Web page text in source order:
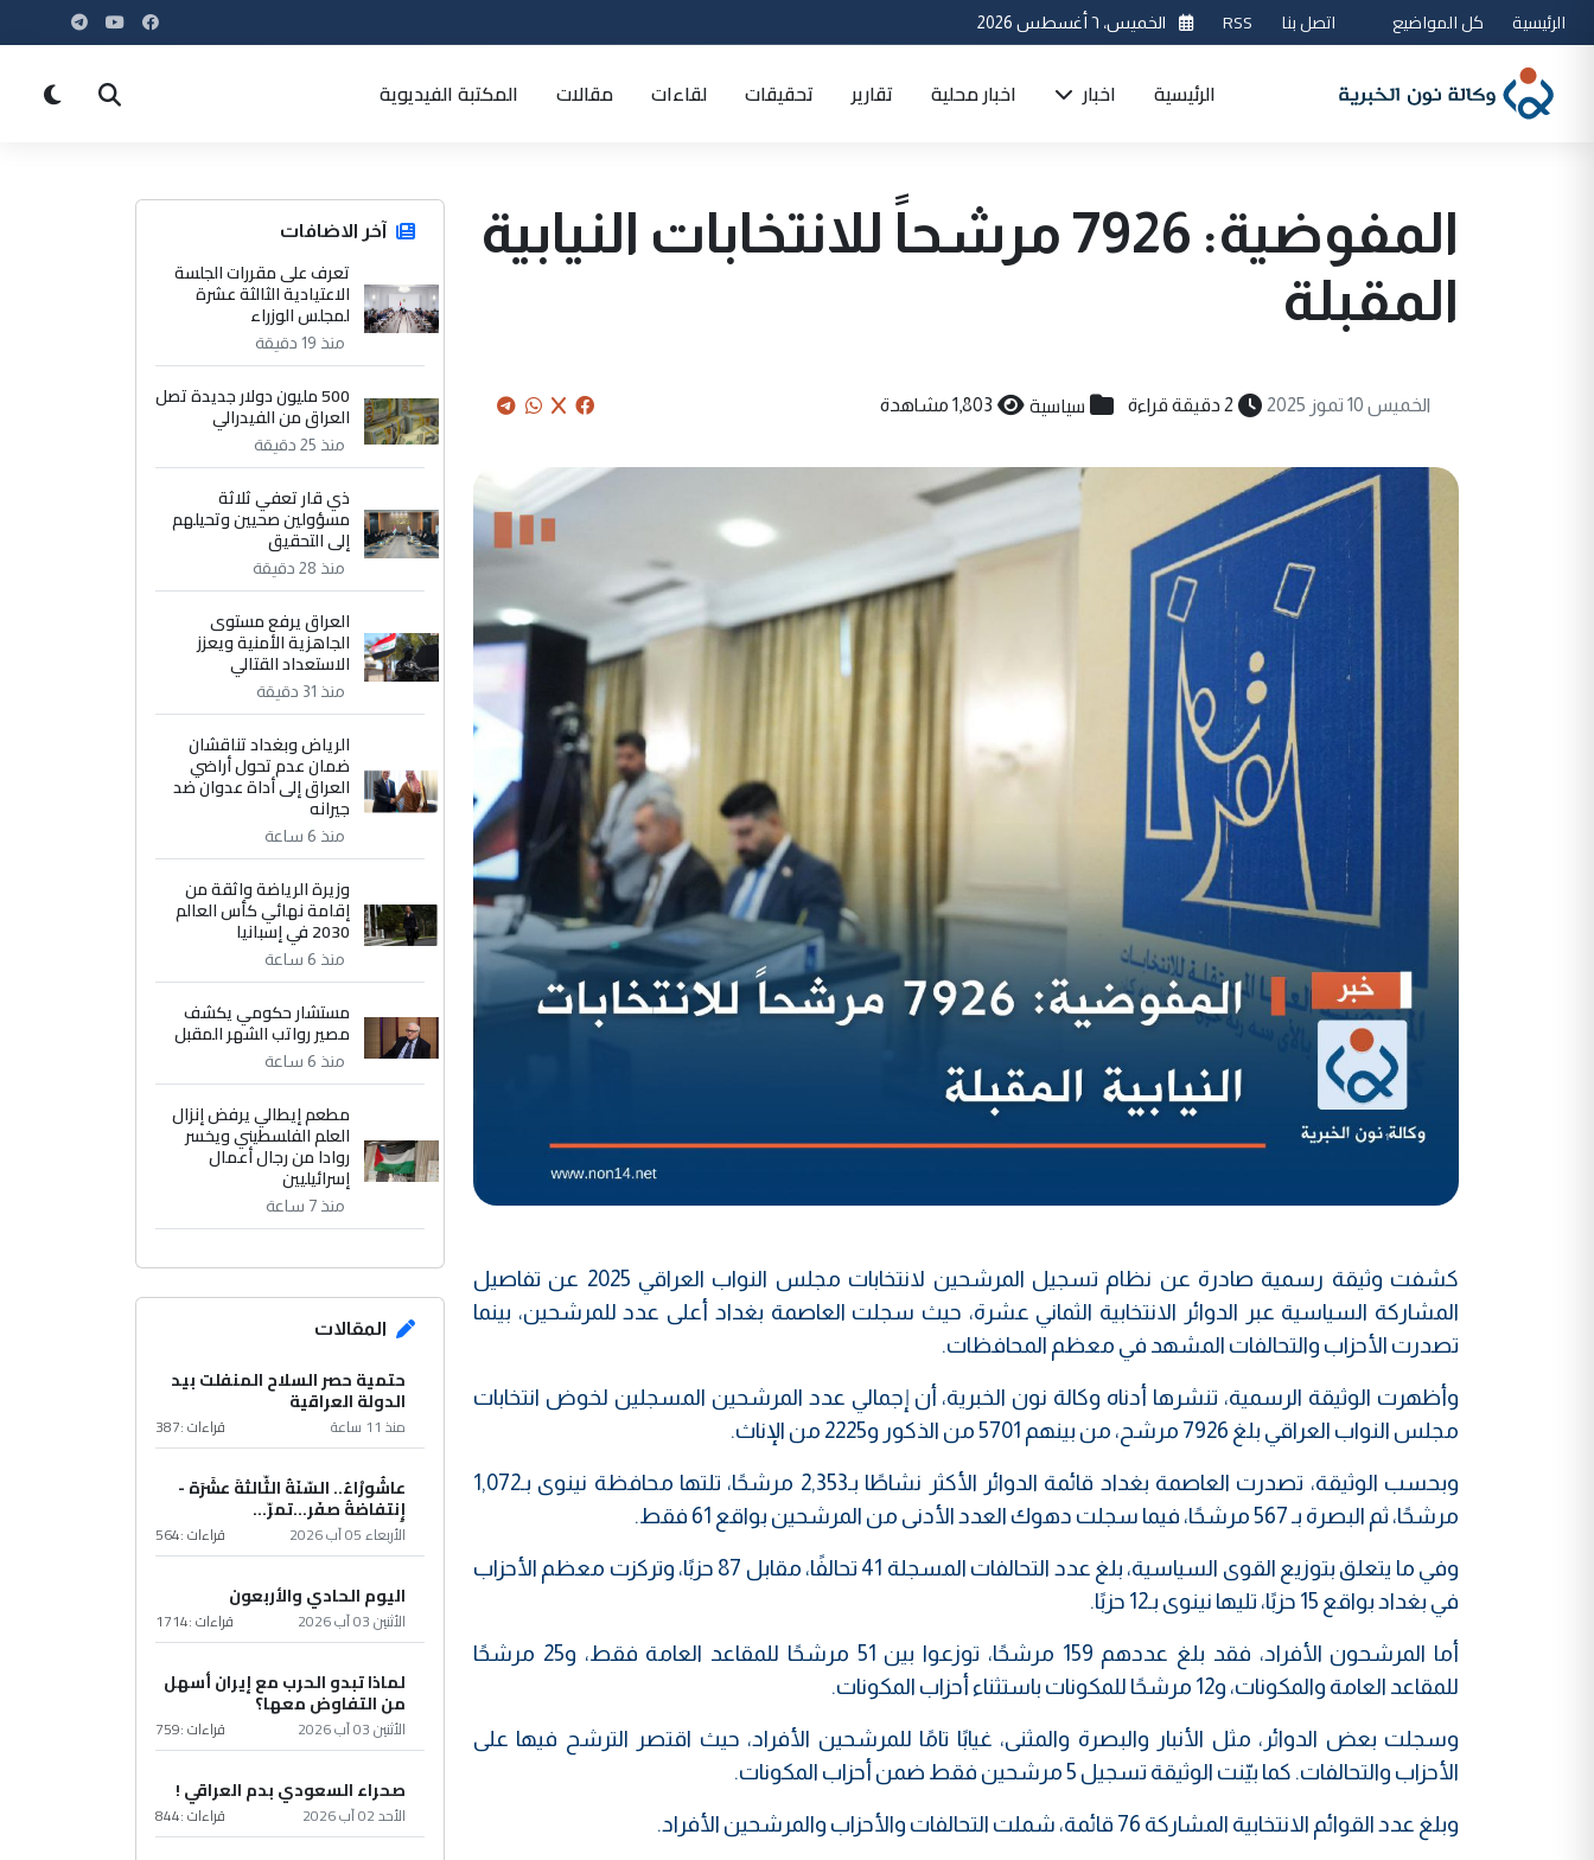
الرئيسية كل المواضيع اتصل بنا RSS الخميس، ٦ أغسطس 2026
الرئيسية اخبار اخبار محلية تقارير تحقيقات لقاءات مقالات المكتبة الفيديوية
المفوضية: 7926 مرشحاً للانتخابات النيابية
المقبلة
الخميس 10 تموز 2025 2 دقيقة قراءة سياسية 1,803 مشاهدة
كشفت وثيقة رسمية صادرة عن نظام تسجيل المرشحين لانتخابات مجلس النواب العراقي 2025 عن تفاصيل
المشاركة السياسية عبر الدوائر الانتخابية الثماني عشرة، حيث سجلت العاصمة بغداد أعلى عدد للمرشحين، بينما
تصدرت الأحزاب والتحالفات المشهد في معظم المحافظات.
وأظهرت الوثيقة الرسمية، تنشرها أدناه وكالة نون الخبرية، أن إجمالي عدد المرشحين المسجلين لخوض انتخابات
مجلس النواب العراقي بلغ 7926 مرشح، من بينهم 5701 من الذكور و2225 من الإناث.
وبحسب الوثيقة، تصدرت العاصمة بغداد قائمة الدوائر الأكثر نشاطًا بـ2,353 مرشحًا، تلتها محافظة نينوى بـ1,072
مرشحًا، ثم البصرة بـ 567 مرشحًا، فيما سجلت دهوك العدد الأدنى من المرشحين بواقع 61 فقط.
وفي ما يتعلق بتوزيع القوى السياسية، بلغ عدد التحالفات المسجلة 41 تحالفًا، مقابل 87 حزبًا، وتركزت معظم الأحزاب
في بغداد بواقع 15 حزبًا، تليها نينوى بـ12 حزبًا.
أما المرشحون الأفراد، فقد بلغ عددهم 159 مرشحًا، توزعوا بين 51 مرشحًا للمقاعد العامة فقط، و25 مرشحًا
للمقاعد العامة والمكونات، و12 مرشحًا للمكونات باستثناء أحزاب المكونات.
وسجلت بعض الدوائر، مثل الأنبار والبصرة والمثنى، غيابًا تامًا للمرشحين الأفراد، حيث اقتصر الترشح فيها على
الأحزاب والتحالفات. كما بيّنت الوثيقة تسجيل 5 مرشحين فقط ضمن أحزاب المكونات.
وبلغ عدد القوائم الانتخابية المشاركة 76 قائمة، شملت التحالفات والأحزاب والمرشحين الأفراد.
آخر الاضافات
تعرف على مقررات الجلسة
الاعتيادية الثالثة عشرة
لمجلس الوزراء
منذ 19 دقيقة
500 مليون دولار جديدة تصل
العراق من الفيدرالي
منذ 25 دقيقة
ذي قار تعفي ثلاثة
مسؤولين صحيين وتحيلهم
إلى التحقيق
منذ 28 دقيقة
العراق يرفع مستوى
الجاهزية الأمنية ويعزز
الاستعداد القتالي
منذ 31 دقيقة
الرياض وبغداد تناقشان
ضمان عدم تحول أراضي
العراق إلى أداة عدوان ضد
جيرانه
منذ 6 ساعة
وزيرة الرياضة واثقة من
إقامة نهائي كأس العالم
2030 في إسبانيا
منذ 6 ساعة
مستشار حكومي يكشف
مصير رواتب الشهر المقبل
منذ 6 ساعة
مطعم إيطالي يرفض إنزال
العلم الفلسطيني ويخسر
روادا من رجال أعمال
إسرائيليين
منذ 7 ساعة
المقالات
حتمية حصر السلاح المنفلت بيد
الدولة العراقية
منذ 11 ساعة قراءات :387
عاشُورْاءُ.. السّنَةُ الثّالثةَ عشَرَة -
إِنتفاضةُ صفَر…تمرّ...
الأربعاء 05 آب 2026 قراءات :564
اليوم الحادي والأربعون
الأثنين 03 آب 2026 قراءات :1714
لماذا تبدو الحرب مع إيران أسهل
من التفاوض معها؟
الأثنين 03 آب 2026 قراءات :759
صحراء السعودي بدم العراقي !
الأحد 02 آب 2026 قراءات :844